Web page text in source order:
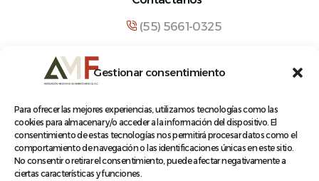
Gestionar consentimiento
Para ofrecer las mejores experiencias, utilizamos tecnologías como las
cookies para almacenar y/o acceder a la información del dispositivo. El
consentimiento de estas tecnologías nos permitirá procesar datos como el
comportamiento de navegación o las identificaciones únicas en este sitio.
No consentir o retirar el consentimiento, puede afectar negativamente a
ciertas características y funciones.
(55) 5661-0325
Manuel María Contreras 133, Cuauhtémoc,